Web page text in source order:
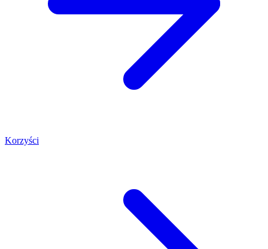
Korzyści